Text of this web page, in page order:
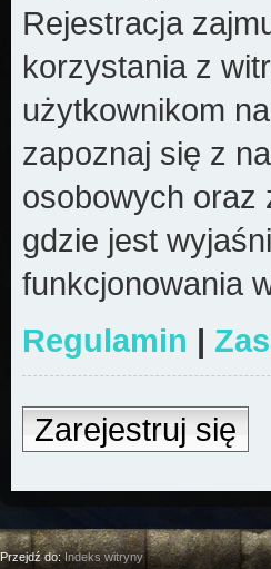
Rejestracja
korzystania z
użytkownikom
zapoznaj się z
osobowych oraz
gdzie jest
funkcjonowania
Regulamin |
Zarejestruj się
Przejdź do:Indeks witryny